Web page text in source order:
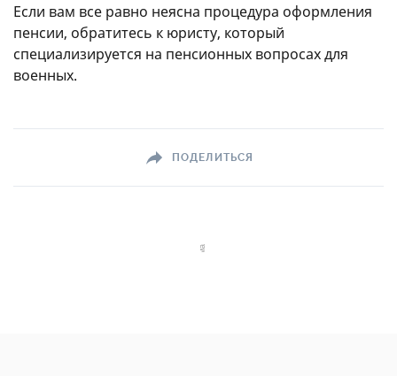
Если вам все равно неясна процедура оформления
пенсии, обратитесь к юристу, который
специализируется на пенсионных вопросах для
военных.
ПОДЕЛИТЬСЯ